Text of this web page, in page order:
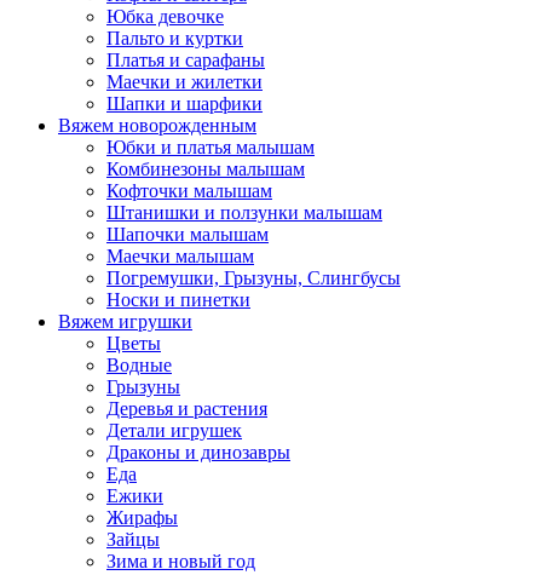
Юбка девочке
Пальто и куртки
Платья и сарафаны
Маечки и жилетки
Шапки и шарфики
Вяжем новорожденным
Юбки и платья малышам
Комбинезоны малышам
Кофточки малышам
Штанишки и ползунки малышам
Шапочки малышам
Маечки малышам
Погремушки, Грызуны, Слингбусы
Носки и пинетки
Вяжем игрушки
Цветы
Водные
Грызуны
Деревья и растения
Детали игрушек
Драконы и динозавры
Еда
Ежики
Жирафы
Зайцы
Зима и новый год